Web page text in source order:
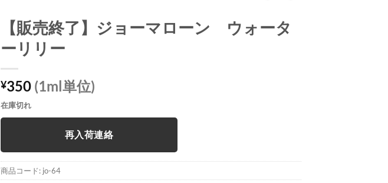
【販売終了】ジョーマローン ウォータ
ーリリー
¥350 (1ml単位)
在庫切れ
再入荷連絡
商品コード: jo-64